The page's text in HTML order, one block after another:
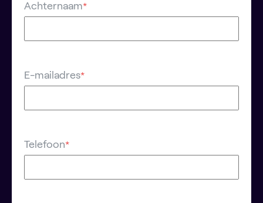
Achternaam*
E-mailadres*
Telefoon*